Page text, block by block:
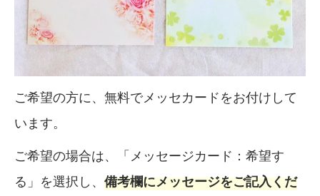
ご希望の方に、無料でメッセカードをお付けして
います。
ご希望の場合は、「メッセージカード：希望す
る」を選択し、 備考欄にメッセージをご記入くだ